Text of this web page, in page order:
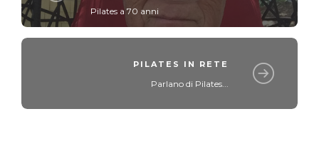
Pilates a 70 anni
PILATES IN RETE
Parlano di Pilates...